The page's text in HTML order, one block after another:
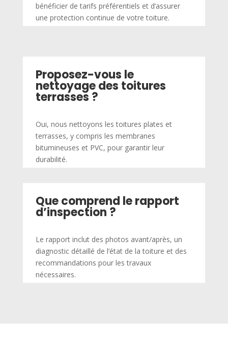
bénéficier de tarifs préférentiels et d’assurer
une protection continue de votre toiture.
Proposez-vous le
nettoyage des toitures
terrasses ?
Oui, nous nettoyons les toitures plates et
terrasses, y compris les membranes
bitumineuses et PVC, pour garantir leur
durabilité.
Que comprend le rapport
d’inspection ?
Le rapport inclut des photos avant/après, un
diagnostic détaillé de l’état de la toiture et des
recommandations pour les travaux
nécessaires.